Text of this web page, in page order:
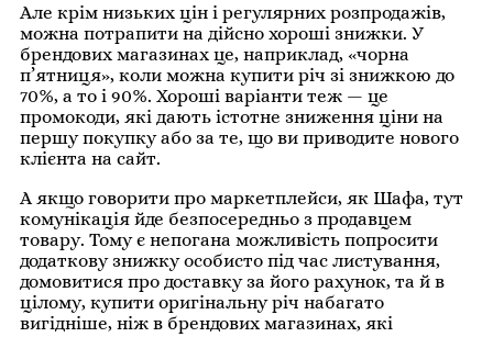
Але крім низьких цін і регулярних розпродажів,
можна потрапити на дійсно хороші знижки. У
брендових магазинах це, наприклад, «чорна
п’ятниця», коли можна купити річ зі знижкою до
70%, а то і 90%. Хороші варіанти теж — це
промокоди, які дають істотне зниження ціни на
першу покупку або за те, що ви приводите нового
клієнта на сайт.
А якщо говорити про маркетплейси, як Шафа, тут
комунікація йде безпосередньо з продавцем
товару. Тому є непогана можливість попросити
додаткову знижку особисто під час листування,
домовитися про доставку за його рахунок, та й в
цілому, купити оригінальну річ набагато
вигідніше, ніж в брендових магазинах, які